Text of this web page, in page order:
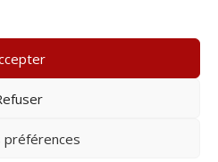
préférences